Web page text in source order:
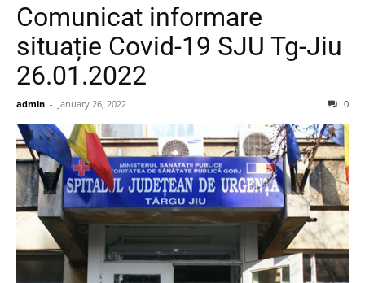
Comunicat informare
situație Covid-19 SJU Tg-Jiu
26.01.2022
admin - January 26, 2022 0